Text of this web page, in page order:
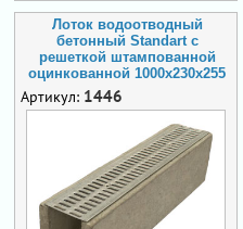
Лоток водоотводный
бетонный Standart с
решеткой штампованной
оцинкованной 1000x230x255
Артикул: 1446